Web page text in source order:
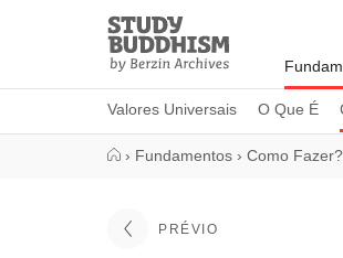
Study
Buddhism
Home
Valores Universais O Que É
› Fundamentos › Como Fazer?
PRÉVIO